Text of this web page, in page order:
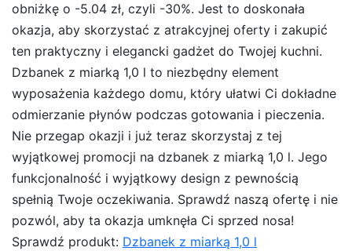
obniżkę o -5.04 zł, czyli -30%. Jest to doskonała
okazja, aby skorzystać z atrakcyjnej oferty i zakupić
ten praktyczny i elegancki gadżet do Twojej kuchni.
Dzbanek z miarką 1,0 l to niezbędny element
wyposażenia każdego domu, który ułatwi Ci dokładne
odmierzanie płynów podczas gotowania i pieczenia.
Nie przegap okazji i już teraz skorzystaj z tej
wyjątkowej promocji na dzbanek z miarką 1,0 l. Jego
funkcjonalność i wyjątkowy design z pewnością
spełnią Twoje oczekiwania. Sprawdź naszą ofertę i nie
pozwól, aby ta okazja umknęła Ci sprzed nosa!
Sprawdź produkt: Dzbanek z miarką 1,0 l